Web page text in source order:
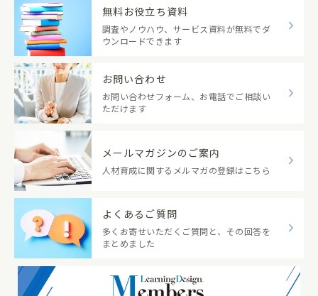
無料お役立ち資料
調査やノウハウ、サービス資料が無料でダ
ウンロードできます
お問い合わせ
お問い合わせフォーム、お電話でご相談い
ただけます
メールマガジンのご案内
人材育成に関するメルマガの登録はこちら
よくあるご質問
多くお寄せいただくご質問と、その回答を
まとめました